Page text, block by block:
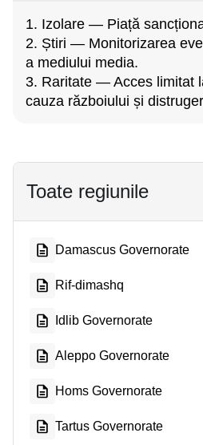
1. Izolare — Piață
2. Știri — Monitorizarea
a mediului media.
3. Raritate — Acces limitat
cauza războiului și
Toate regiunile
Damascus Governorate
Rif-dimashq
Idlib Governorate
Aleppo Governorate
Homs Governorate
Tartus Governorate